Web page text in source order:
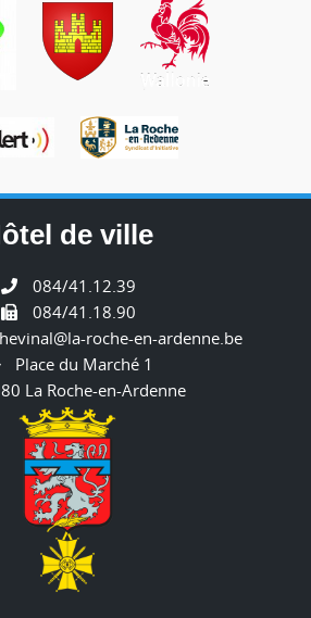
de ville
084/41.12.39
084/41.18.90
roche-en-ardenne.be
Place du Marché 1
La Roche-en-Ardenne